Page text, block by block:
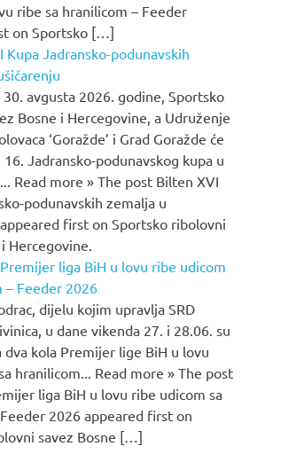
ribe sa hranilicom – Feeder
on Sportsko […]
Kupa Jadransko-podunavskih
30. avgusta 2026. godine, Sportsko
Bosne i Hercegovine, a Udruženje
‘Goražde’ i Grad Goražde će
Jadransko-podunavskog kupa u
Read more » The post Bilten XVI
podunavskih zemalja u
first on Sportsko ribolovni
Hercegovine.
liga BiH u lovu ribe udicom
– Feeder 2026
dijelu kojim upravlja SRD
u dane vikenda 27. i 28.06. su
dva kola Premijer lige BiH u lovu
hranilicom... Read more » The post
liga BiH u lovu ribe udicom sa
2026 appeared first on
savez Bosne […]